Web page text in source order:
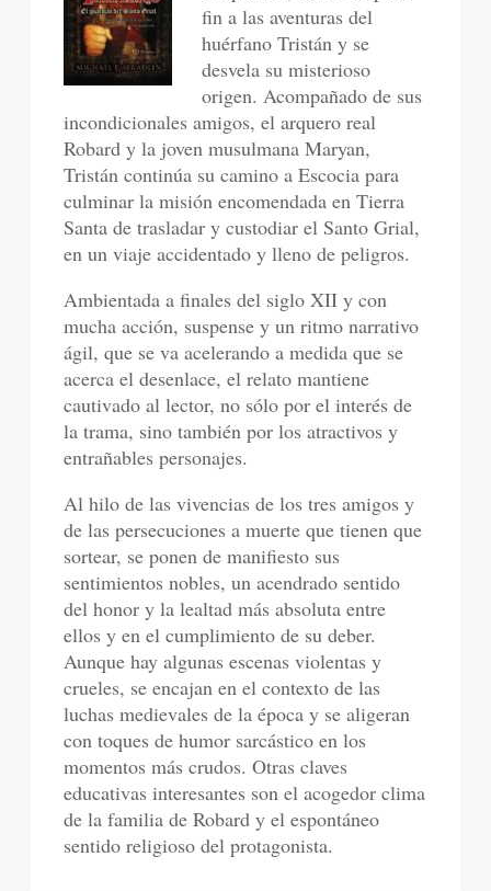
fin a las aventuras del
huérfano Tristán y se
desvela su misterioso
origen. Acompañado de sus
incondicionales amigos, el arquero real
Robard y la joven musulmana Maryan,
Tristán continúa su camino a Escocia para
culminar la misión encomendada en Tierra
Santa de trasladar y custodiar el Santo Grial,
en un viaje accidentado y lleno de peligros.
Ambientada a finales del siglo XII y con
mucha acción, suspense y un ritmo narrativo
ágil, que se va acelerando a medida que se
acerca el desenlace, el relato mantiene
cautivado al lector, no sólo por el interés de
la trama, sino también por los atractivos y
entrañables personajes.
Al hilo de las vivencias de los tres amigos y
de las persecuciones a muerte que tienen que
sortear, se ponen de manifiesto sus
sentimientos nobles, un acendrado sentido
del honor y la lealtad más absoluta entre
ellos y en el cumplimiento de su deber.
Aunque hay algunas escenas violentas y
crueles, se encajan en el contexto de las
luchas medievales de la época y se aligeran
con toques de humor sarcástico en los
momentos más crudos. Otras claves
educativas interesantes son el acogedor clima
de la familia de Robard y el espontáneo
sentido religioso del protagonista.